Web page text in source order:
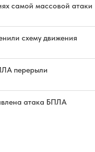
самой массовой атаки
схему движения
перерыли
атака БПЛА